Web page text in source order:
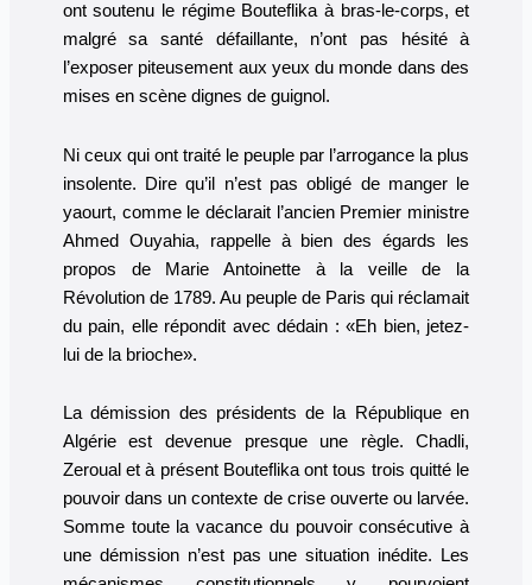
ont soutenu le régime Bouteflika à bras-le-corps, et
malgré sa santé défaillante, n’ont pas hésité à
l’exposer piteusement aux yeux du monde dans des
mises en scène dignes de guignol.
Ni ceux qui ont traité le peuple par l’arrogance la plus
insolente. Dire qu’il n’est pas obligé de manger le
yaourt, comme le déclarait l’ancien Premier ministre
Ahmed Ouyahia, rappelle à bien des égards les
propos de Marie Antoinette à la veille de la
Révolution de 1789. Au peuple de Paris qui réclamait
du pain, elle répondit avec dédain : «Eh bien, jetez-
lui de la brioche».
La démission des présidents de la République en
Algérie est devenue presque une règle. Chadli,
Zeroual et à présent Bouteflika ont tous trois quitté le
pouvoir dans un contexte de crise ouverte ou larvée.
Somme toute la vacance du pouvoir consécutive à
une démission n’est pas une situation inédite. Les